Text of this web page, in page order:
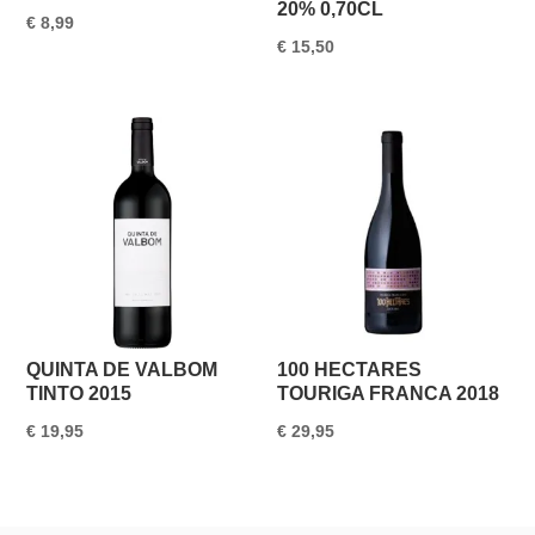
€ 8,99
20% 0,70CL
€ 15,50
QUINTA DE VALBOM
TINTO 2015
€ 19,95
100 HECTARES
TOURIGA FRANCA 2018
€ 29,95